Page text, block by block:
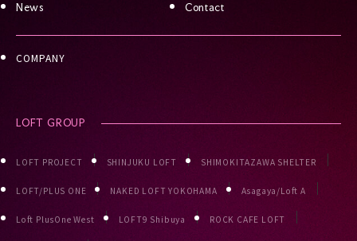
News Contact
COMPANY
LOFT GROUP
LOFT PROJECT SHINJUKU LOFT SHIMOKITAZAWA SHELTER
LOFT/PLUS ONE NAKED LOFT YOKOHAMA Asagaya/Loft A
Loft PlusOne West LOFT9 Shibuya ROCK CAFE LOFT